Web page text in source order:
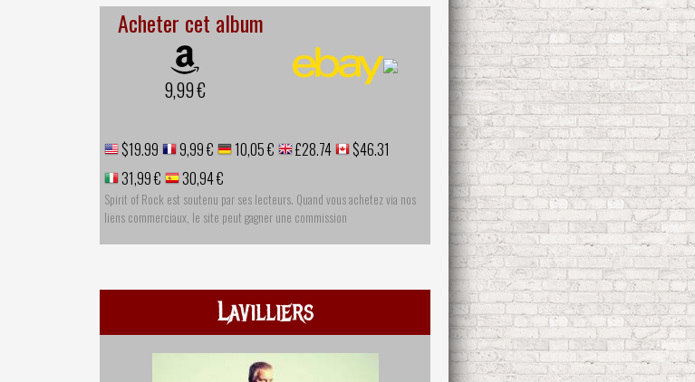
Acheter cet album
9,99 €
$19.99 9,99 € 10,05 € £28.74
$46.31
31,99 €
30,94 €
Spirit of Rock est soutenu par ses lecteurs. Quand vous achetez via nos
liens commerciaux, le site peut gagner une commission
Lavilliers